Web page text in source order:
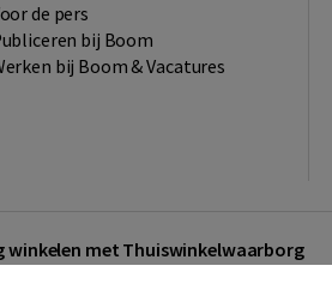
de pers
bij Boom
bij Boom & Vacatures
winkelen met Thuiswinkelwaarborg